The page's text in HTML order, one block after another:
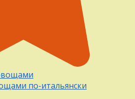
по-итальянски